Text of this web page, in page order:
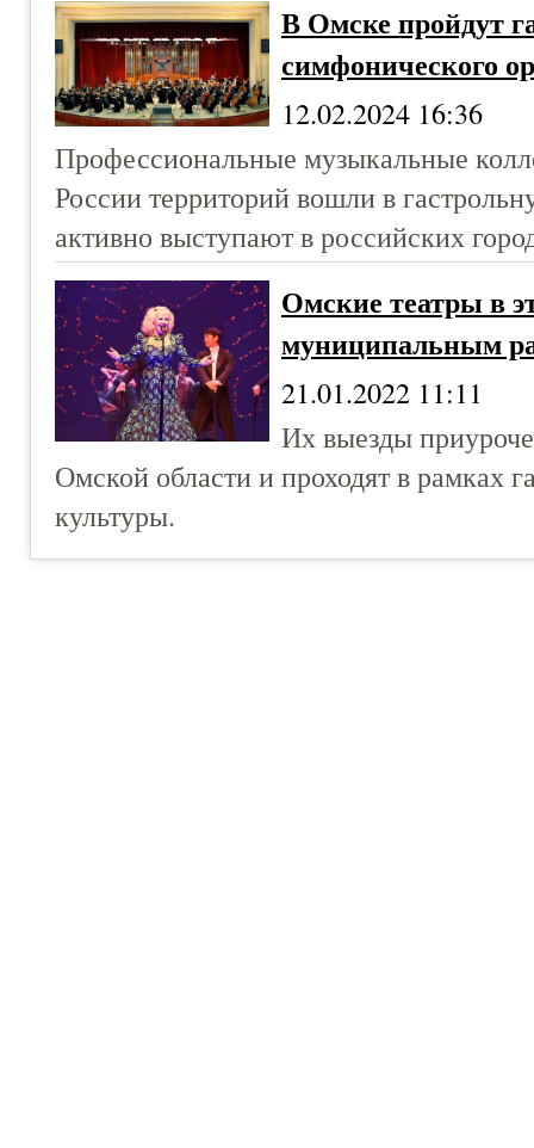
В Омске пройдут
симфонического
12.02.2024 16:36
Профессиональные музыкальные
России территорий вошли в
активно выступают в российских
Омские театры в
муниципальным
21.01.2022 11:11
Их выезды
Омской области и проходят в рамках
культуры.